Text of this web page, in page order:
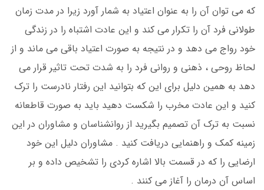
که می توان آن را به عنوان اعتیاد به شمار آورد زیرا در مدت زمان
طولانی فرد آن را تکرار می کند و این عادت اشتباه را در زندگی
خود رواج می دهد و در نتیجه به صورت اعتیاد باقی می ماند و از
لحاظ روحی ، ذهنی و روانی فرد را به شدت تحت تاثیر قرار می
دهد به همین دلیل برای این که بتوانید این رفتار نادرست را ترک
کنید و این عادت مخرب را شکست دهید باید به صورت قاطعانه
نسبت به ترک آن تصمیم بگیرید از روانشناسان و مشاوران در این
زمینه کمک و راهنمایی دریافت کنید . مشاوران دلیل این خود
ارضایی را که در قسمت بالا اشاره کردی را تشخیص داده و بر
اساس آن درمان را آغاز می کنند .